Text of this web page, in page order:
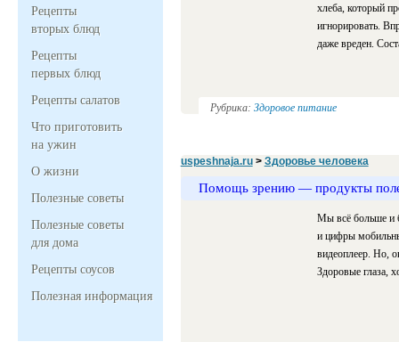
Рецепты
вторых блюд
Рецепты
первых блюд
Рецепты салатов
Что приготовить
на ужин
О жизни
Полезные советы
Полезные советы
для дома
Рецепты соусов
Полезная информация
хлеба, который
игнорировать.
даже вреден.
Рубрика: Здоровое питание
uspeshnaja.ru> Здоровье человека
Помощь зрению — продукты
Мы всё больше и
и цифры
видеоплеер. Но,
Здоровые глаза,